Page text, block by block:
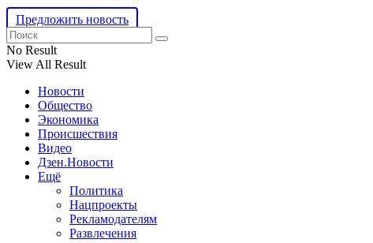
Предложить новость
No Result
View All Result
Новости
Общество
Экономика
Происшествия
Видео
Дзен.Новости
Ещё
Политика
Нацпроекты
Рекламодателям
Развлечения